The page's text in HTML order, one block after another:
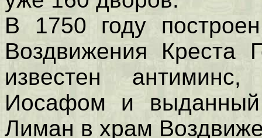
В 1750 году
Воздвижения Креста
известен
Иосафом и
Лиман в храм